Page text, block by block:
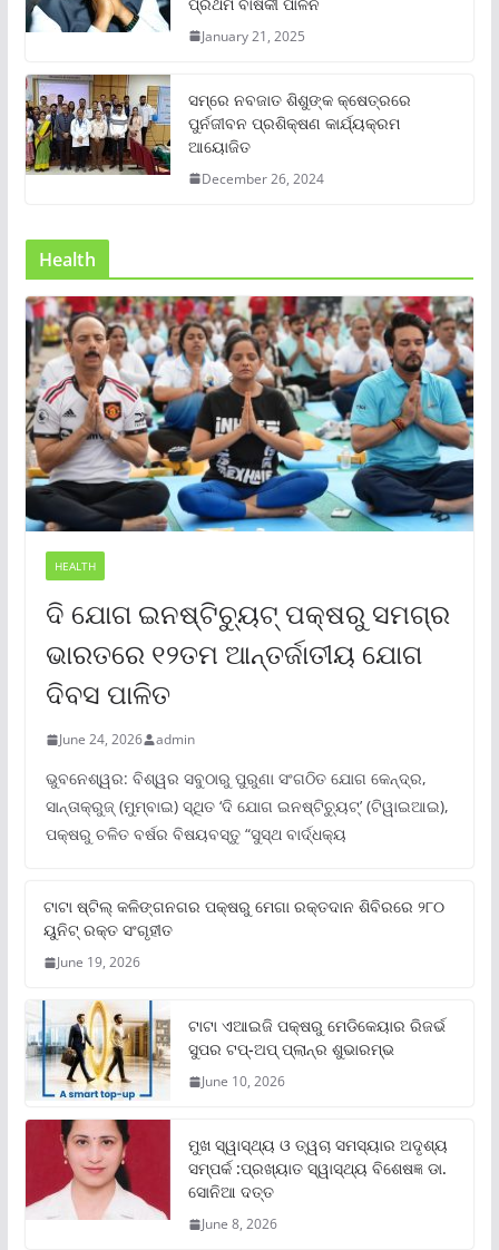
January 21, 2025
ସମ୍‌ରେ ନବଜାତ ଶିଶୁଙ୍କ କ୍ଷେତ୍ରରେ
ପୁର୍ନଜୀବନ ପ୍ରଶିକ୍ଷଣ କାର୍ଯ୍ୟକ୍ରମ
ଆୟୋଜିତ
December 26, 2024
Health
HEALTH
ଦି ଯୋଗ ଇନଷ୍ଟିଚ୍ୟୁଟ୍ ପକ୍ଷରୁ ସମଗ୍ର
ଭାରତରେ ୧୨ତମ ଆନ୍ତର୍ଜାତୀୟ ଯୋଗ
ଦିବସ ପାଳିତ
June 24, 2026 admin
ଭୁବନେଶ୍ୱର: ବିଶ୍ୱର ସବୁଠାରୁ ପୁରୁଣା ସଂଗଠିତ ଯୋଗ କେନ୍ଦ୍ର,
ସାନ୍ତାକ୍ରୁଜ୍ (ମୁମ୍ବାଇ) ସ୍ଥିତ ‘ଦି ଯୋଗ ଇନଷ୍ଟିଚ୍ୟୁଟ୍‌’ (ଟିୱାଇଆଇ),
ପକ୍ଷରୁ ଚଳିତ ବର୍ଷର ବିଷୟବସ୍ତୁ “ସୁସ୍ଥ ବାର୍ଦ୍ଧକ୍ୟ
ଟାଟା ଷ୍ଟିଲ୍‌ କଳିଙ୍ଗନଗର ପକ୍ଷରୁ ମେଗା ରକ୍ତଦାନ ଶିବିରରେ ୨୮୦
ୟୁନିଟ୍‌ ରକ୍ତ ସଂଗୃହୀତ
June 19, 2026
ଟାଟା ଏଆଇଜି ପକ୍ଷରୁ ମେଡିକେୟାର ରିଜର୍ଭ
ସୁପର ଟପ୍‌-ଅପ୍ ପ୍ଲାନ୍‌ର ଶୁଭାରମ୍ଭ
June 10, 2026
ମୁଖ ସ୍ୱାସ୍ଥ୍ୟ ଓ ତ୍ୱଚା ସମସ୍ୟାର ଅଦୃଶ୍ୟ
ସମ୍ପର୍କ :ପ୍ରଖ୍ୟାତ ସ୍ୱାସ୍ଥ୍ୟ ବିଶେଷଜ୍ଞ ଡା.
ସୋନିଆ ଦତ୍ତ
June 8, 2026